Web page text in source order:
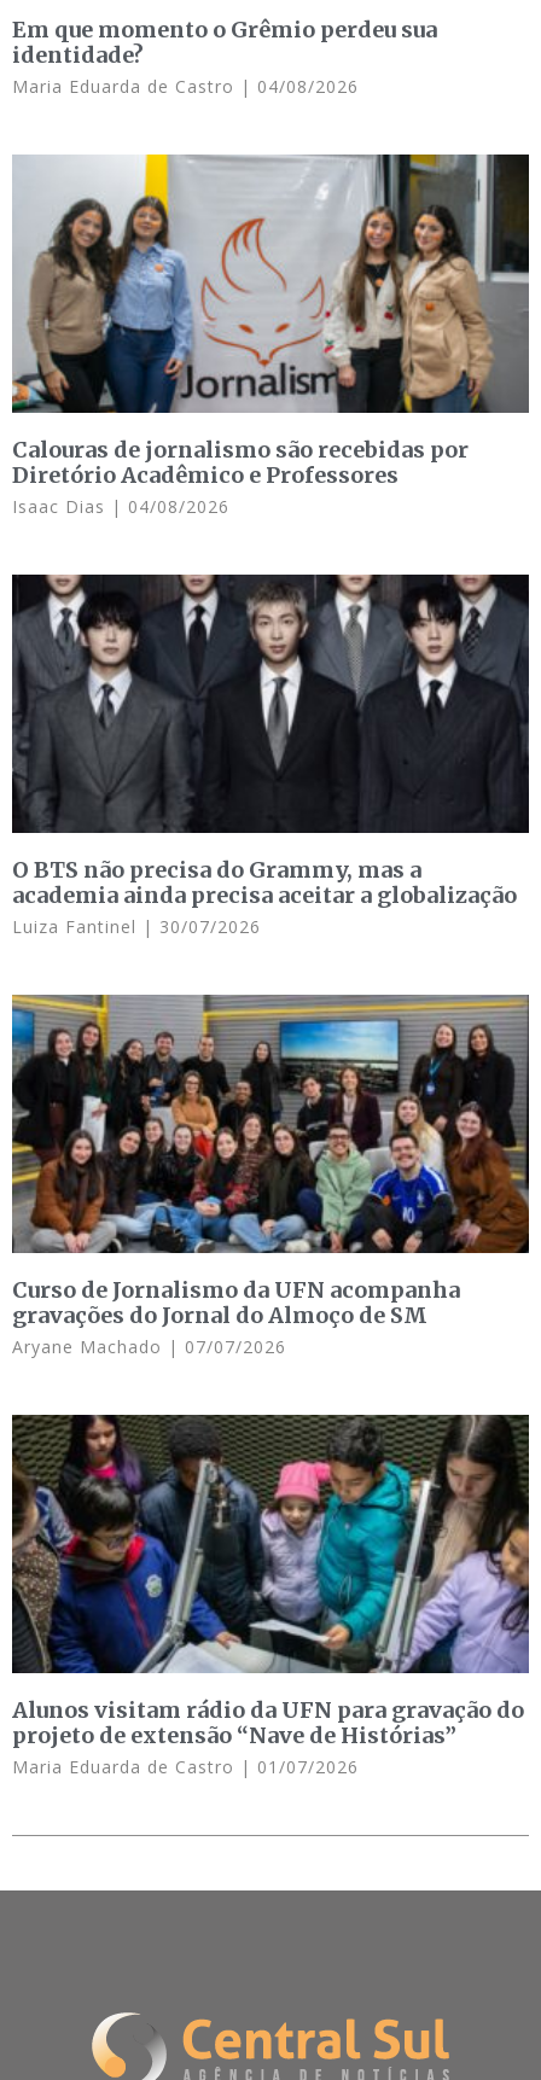
Em que momento o Grêmio perdeu sua
identidade?
Maria Eduarda de Castro 04/08/2026
Calouras de jornalismo são recebidas por
Diretório Acadêmico e Professores
Isaac Dias 04/08/2026
O BTS não precisa do Grammy, mas a
academia ainda precisa aceitar a globalização
Luiza Fantinel 30/07/2026
Curso de Jornalismo da UFN acompanha
gravações do Jornal do Almoço de SM
Aryane Machado 07/07/2026
Alunos visitam rádio da UFN para gravação do
projeto de extensão “Nave de Histórias”
Maria Eduarda de Castro 01/07/2026